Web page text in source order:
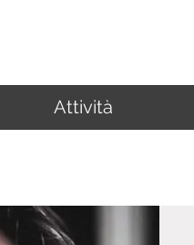
Attività